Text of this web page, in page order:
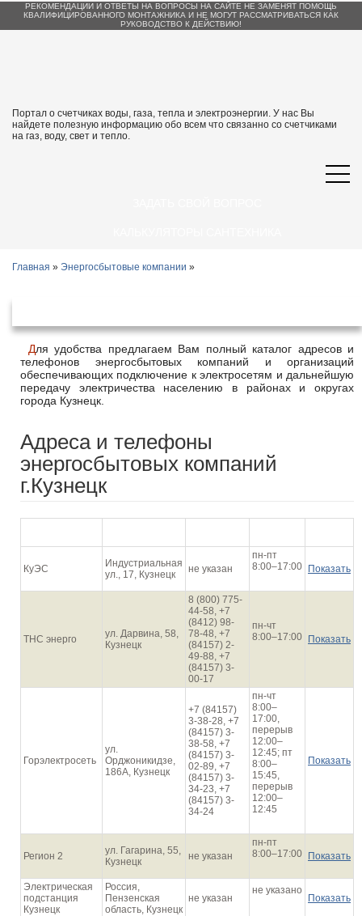
РЕКОМЕНДАЦИИ И ОТВЕТЫ НА ВОПРОСЫ НА САЙТЕ НЕ ЗАМЕНЯТ ПОМОЩЬ
КВАЛИФИЦИРОВАННОГО МОНТАЖНИКА И НЕ МОГУТ РАССМАТРИВАТЬСЯ КАК
РУКОВОДСТВО К ДЕЙСТВИЮ!
Портал о счетчиках воды, газа, тепла и электроэнергии. У нас Вы
найдете полезную информацию обо всем что связанно со счетчиками
на газ, воду, свет и тепло.
Главная » Энергосбытовые компании »
Для удобства предлагаем Вам полный каталог адресов и
телефонов энергосбытовых компаний и организаций
обеспечивающих подключение к электросетям и дальнейшую
передачу электричества населению в районах и округах
города Кузнецк.
Адреса и телефоны
энергосбытовых компаний
г.Кузнецк
КуЭС
Индустриальная
ул., 17, Кузнецк
не указан
пн-пт
8:00–17:00
Показать
ТНС энерго
ул. Дарвина, 58,
Кузнецк
8 (800) 775-
44-58, +7
(8412) 98-
78-48, +7
(84157) 2-
49-88, +7
(84157) 3-
00-17
пн-чт
8:00–17:00
Показать
Горэлектросеть
ул.
Орджоникидзе,
186А, Кузнецк
+7 (84157)
3-38-28, +7
(84157) 3-
38-58, +7
(84157) 3-
02-89, +7
(84157) 3-
34-23, +7
(84157) 3-
34-24
пн-чт
8:00–
17:00,
перерыв
12:00–
12:45; пт
8:00–
15:45,
перерыв
12:00–
12:45
Показать
Регион 2
ул. Гагарина, 55,
Кузнецк
не указан
пн-пт
8:00–17:00
Показать
Электрическая
подстанция
Кузнецк
Россия,
Пензенская
область, Кузнецк
не указан
не указано
Показать